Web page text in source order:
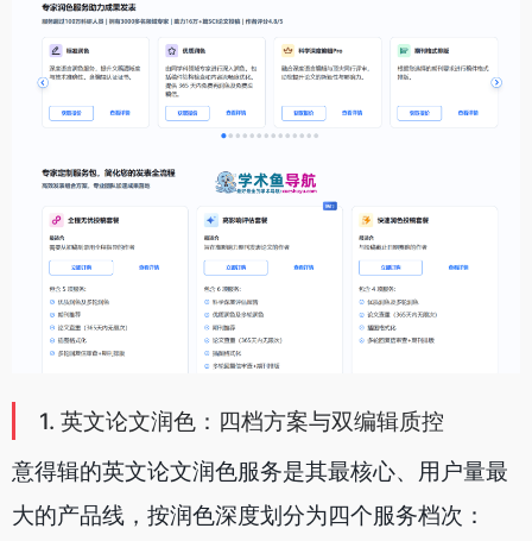
1. 英文论文润色：四档方案与双编辑质控
意得辑的英文论文润色服务是其最核心、用户量最
大的产品线，按润色深度划分为四个服务档次：